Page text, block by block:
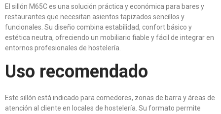
El sillón M65C es una solución práctica y económica para bares y
restaurantes que necesitan asientos tapizados sencillos y
funcionales. Su diseño combina estabilidad, confort básico y
estética neutra, ofreciendo un mobiliario fiable y fácil de integrar en
entornos profesionales de hostelería.
Uso recomendado
Este sillón está indicado para comedores, zonas de barra y áreas de
atención al cliente en locales de hostelería. Su formato permite